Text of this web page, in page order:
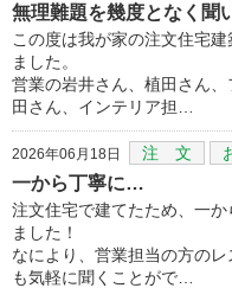
無理難題を幾度となく聞
この度は我が家の注文住宅
ました。
営業の岩井さん、植田さん
田さん、インテリア担…
2026年06月18日 注 文
一から丁寧に…
注文住宅で建てたため、一
ました！
なにより、営業担当の方の
も気軽に聞くことがで…